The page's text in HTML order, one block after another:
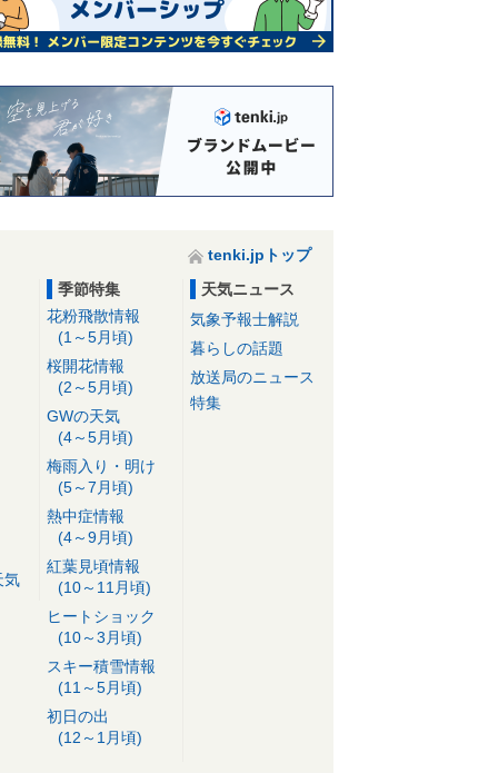
tenki.jpトップ
気
季節特集
花粉飛散情報
(1～5月頃)
桜開花情報
(2～5月頃)
GWの天気
(4～5月頃)
梅雨入り・明け
(5～7月頃)
熱中症情報
(4～9月頃)
紅葉見頃情報
(10～11月頃)
ヒートショック
(10～3月頃)
スキー積雪情報
(11～5月頃)
初日の出
(12～1月頃)
天気ニュース
気象予報士解説
暮らしの話題
放送局のニュース
特集